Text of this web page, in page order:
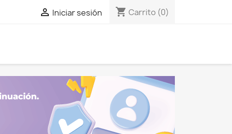
 Iniciar sesión shopping_cart Carrito (0)